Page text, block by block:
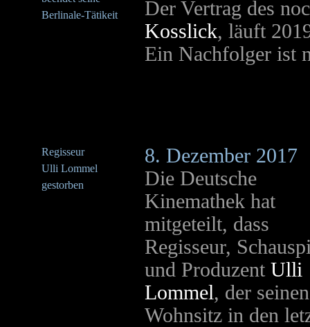
Berlinale-Tätikeit
Der Vertrag des
Kosslick, läuft
Ein Nachfolger ist
Regisseur
Ulli Lommel
gestorben
8. Dezember 2017
Die Deutsche
Kinemathek hat
mitgeteilt, dass
Regisseur,
und Produzent Ulli
Lommel, der seinen
Wohnsitz in den